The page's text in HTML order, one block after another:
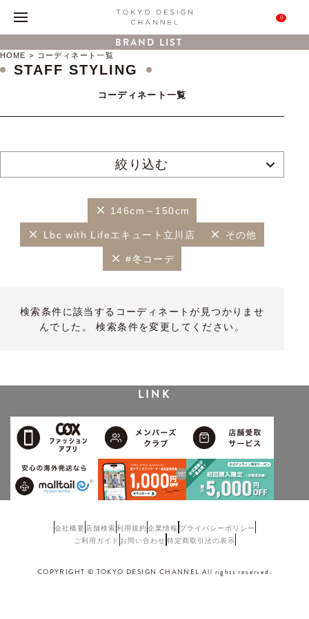
0
BRAND LIST
HOME コーディネート一覧
STAFF STYLING
コーディネート一覧
絞り込む
146cm～150cm
Lbc with Lifeエキュート立川店 その他
#冬コーデ
検索条件に該当するコーディネートが見つかりませ
んでした。 検索条件を変更してください。
LINK
会社概要 店舗検索利用規約企業情報 プライバシーポリシー
ご利用ガイド お問い合わせ 特定商取引法の表示
COPYRIGHT © TOKYO DESIGN CHANNEL All rights reserved.